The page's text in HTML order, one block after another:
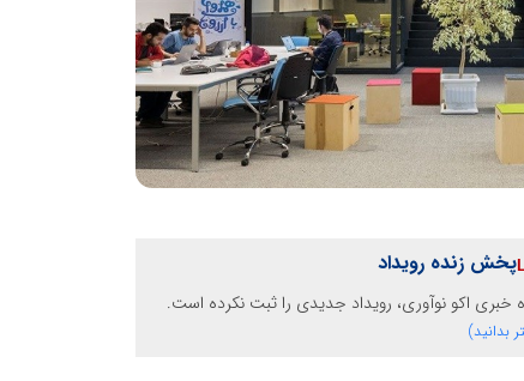
پخش زنده رویداد
خبری اکو نوآوری، رویداد جدیدی را ثبت نکرده است.
بدانید)